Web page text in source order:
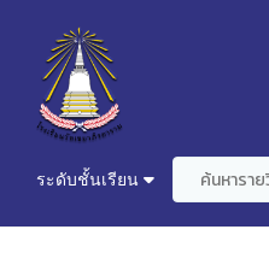
ระดับชั้นเรียน